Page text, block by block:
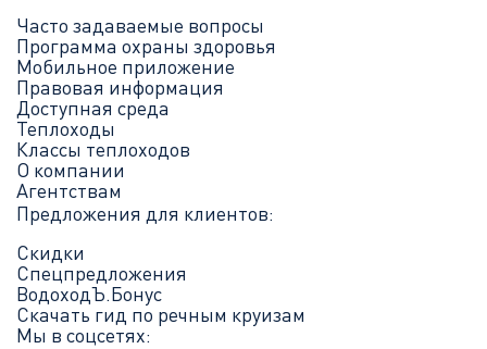
Часто задаваемые вопросы
Программа охраны здоровья
Мобильное приложение
Правовая информация
Доступная среда
Теплоходы
Классы теплоходов
О компании
Агентствам
Предложения для клиентов:
Скидки
Спецпредложения
ВодоходЪ.Бонус
Скачать гид по речным круизам
Мы в соцсетях: